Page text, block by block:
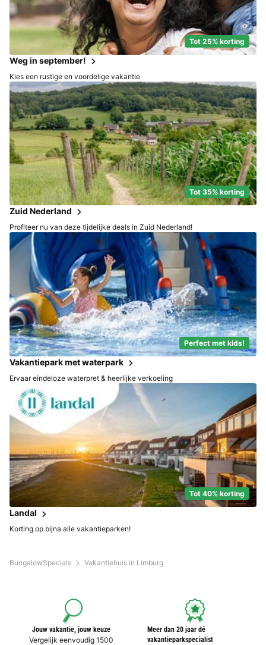
BungalowSpecials Vakantiehuis in Limburg
Tot 25% korting
Weg in september!
Kies een rustige en voordelige vakantie
Tot 35% korting
Zuid Nederland
Profiteer nu van deze tijdelijke deals in Zuid Nederland!
Perfect met kids!
Vakantiepark met waterpark
Ervaar eindeloze waterpret & heerlijke verkoeling
Tot 40% korting
Landal
Korting op bijna alle vakantieparken!
Jouw vakantie, jouw keuze
Vergelijk eenvoudig 1500
Meer dan 20 jaar dé
vakantieparkspecialist